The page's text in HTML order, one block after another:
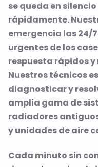
se queda en
rápidamente.
emergencia las 24/
urgentes de los
respuesta rápidos
Nuestros técnicos
diagnosticar y
amplia gama de
radiadores
y unidades de aire
Cada minuto sin